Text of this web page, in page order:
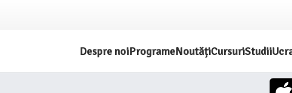
Despre noiProgrameNoutățiCursuriStudii